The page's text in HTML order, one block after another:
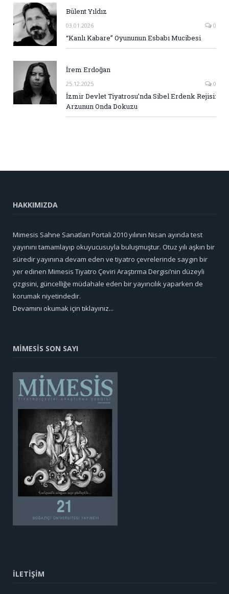
Bülent Yıldız
03.01.2026 0
“Kanlı Kabare” Oyununun Esbabı Mucibesi
İrem Erdoğan
25.12.2025 0
İzmir Devlet Tiyatrosu’nda Sibel Erdenk Rejisi:
Arzunun Onda Dokuzu
HAKKIMIZDA
Mimesis Sahne Sanatları Portali 2010 yılının Nisan ayında test
yayınını tamamlayıp okuyucusuyla buluşmuştur. Otuz yılı aşkın bir
süredir yayınına devam eden ve tiyatro çevrelerinde saygın bir
yer edinen Mimesis Tiyatro Çeviri Araştırma Dergisi’nin düzeyli
çizgisini, güncelliğe müdahale eden bir yayıncılık yaparken de
korumak niyetindedir.
Devamını okumak için tıklayınız...
MİMESİS SON SAYI
İLETİŞİM